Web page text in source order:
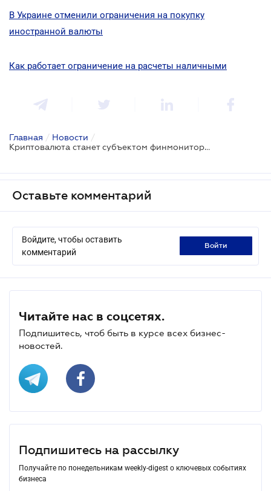
В Украине отменили ограничения на покупку
иностранной валюты
Как работает ограничение на расчеты наличными
Главная / Новости /
Криптовалюта станет субъектом финмониторинга
Оставьте комментарий
Войдите, чтобы оставить
комментарий
войти
Читайте нас в соцсетях.
Подпишитесь, чтоб быть в курсе всех бизнес-
новостей.
Подпишитесь на рассылку
Получайте по понедельникам weekly-digest о ключевых событиях
бизнеса